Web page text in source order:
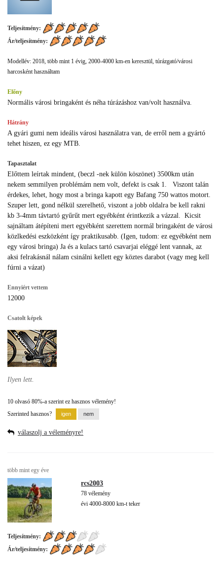
Teljesítmény:
Ár/teljesítmény:
Modellév: 2018, több mint 1 évig, 2000-4000 km-en keresztül, túrázgató/városi
harcosként használtam
Előny
Normális városi bringaként és néha túrázáshoz van/volt használva.
Hátrány
A gyári gumi nem ideális városi használatra van, de erről nem a gyártó
tehet hiszen, ez egy MTB.
Tapasztalat
Előttem leírtak mindent, (beczl -nek külön köszönet) 3500km után
nekem semmilyen problémám nem volt, defekt is csak 1. Viszont talán
érdekes, lehet, hogy most a bringa kapott egy Bafang 750 wattos motort.
Szuper lett, gond nélkül szerelhető, viszont a jobb oldalra be kell rakni
kb 3-4mm távtartó gyűrűt mert egyébként érintkezik a vázzal. Kicsit
sajnáltam átépíteni mert egyébként szerettem normál bringaként de városi
közlkedési eszközként így praktikusabb. (Igen, tudom: ez egyébként nem
egy városi bringa) Ja és a kulacs tartó csavarjai eléggé lent vannak, az
aksi felrakásnál nálam csinálni kellett egy köztes darabot (vagy meg kell
fúrni a vázat)
Ennyiért vettem
12000
Csatolt képek
Ilyen lett.
10 olvasó 80%-a szerint ez hasznos vélemény!
Szerinted hasznos?
válaszolj a véleményre!
több mint egy éve
rcs2003
78 vélemény
évi 4000-8000 km-t teker
Teljesítmény:
Ár/teljesítmény: